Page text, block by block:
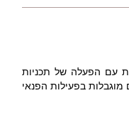
עם הפעלה של תכניות
מוגבלות בפעילות הפנאי